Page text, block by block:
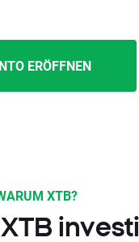
ERÖFFNEN
XTB?